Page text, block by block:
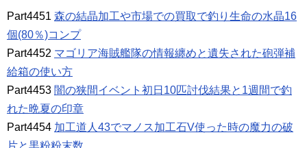
Part4451 森の結晶加工や市場での買取で釣り生命の水晶16
個(80％)コンプ
Part4452 マゴリア海賊艦隊の情報纏めと遺失された砲弾補
給箱の使い方
Part4453 闇の狭間イベント初日10匹討伐結果と1週間で釣
れた晩夏の印章
Part4454 加工道人43でマノス加工石V使った時の魔力の破
片と黒粉粉末数